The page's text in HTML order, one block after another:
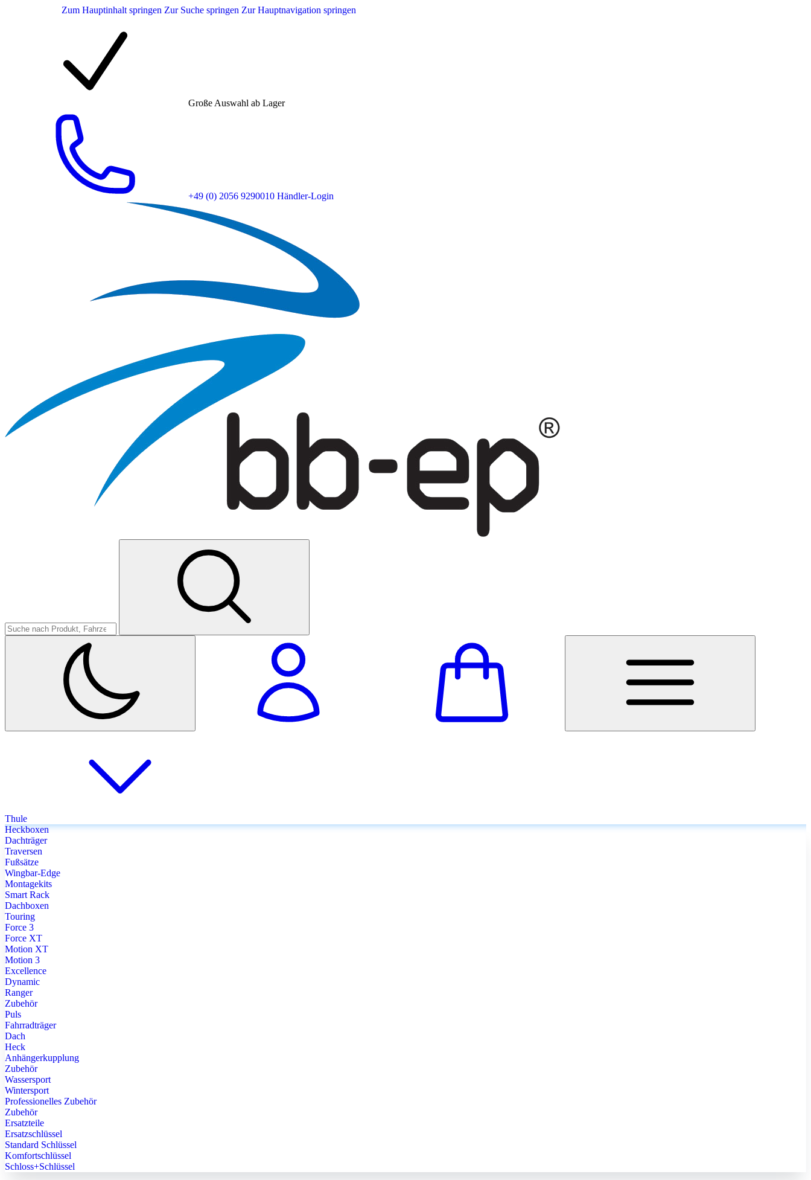
Zum Hauptinhalt springen Zur Suche springen Zur Hauptnavigation springen
Große Auswahl ab Lager
+49 (0) 2056 9290010 Händler-Login
Thule
Heckboxen
Dachträger
Traversen
Fußsätze
Wingbar-Edge
Montagekits
Smart Rack
Dachboxen
Touring
Force 3
Force XT
Motion XT
Motion 3
Excellence
Dynamic
Ranger
Zubehör
Puls
Fahrradträger
Dach
Heck
Anhängerkupplung
Zubehör
Wassersport
Wintersport
Professionelles Zubehör
Zubehör
Ersatzteile
Ersatzschlüssel
Standard Schlüssel
Komfortschlüssel
Schloss+Schlüssel